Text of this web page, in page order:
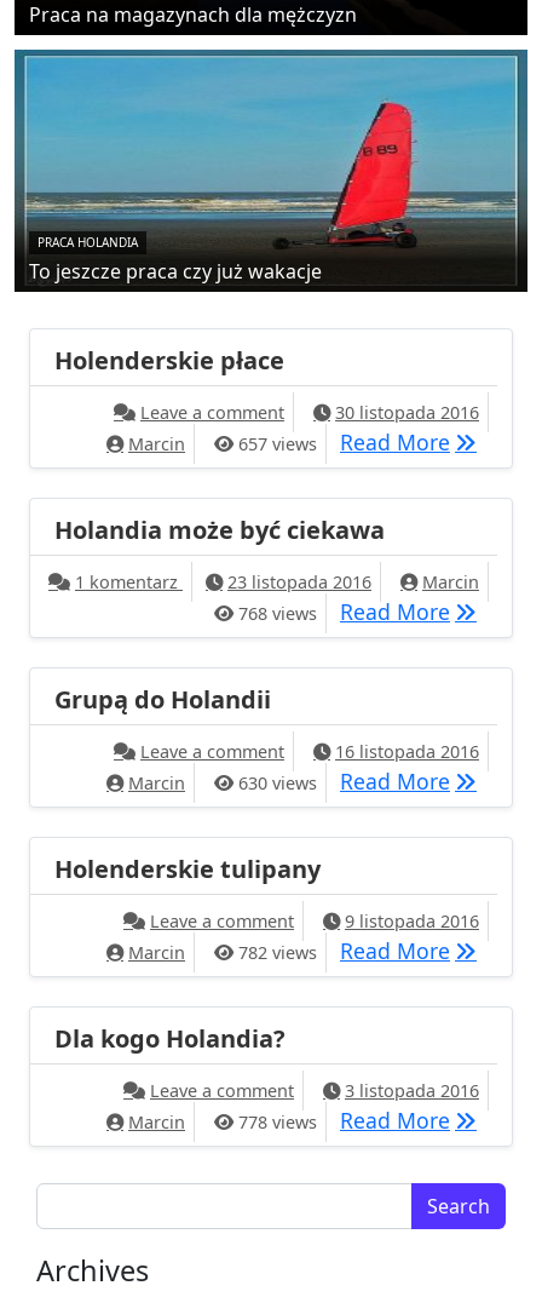
Praca na magazynach dla mężczyzn
PRACA HOLANDIA
To jeszcze praca czy już wakacje
Holenderskie płace
Leave a commenton Holenderskie płace
30 listopada 2016
Marcin
657 views Read More
Holandia może być ciekawa
1 komentarz do Holandia może być ciekawa
23 listopada 2016
Marcin
768 views
Read More
Grupą do Holandii
Leave a commenton Grupą do Holandii
16 listopada 2016
Marcin
630 views Read More Grupą
Holenderskie tulipany
Leave a commenton Holenderskie tulipany
9 listopada 2016
Marcin
782 views Read More
Dla kogo Holandia?
Leave a commenton Dla kogo Holandia?
3 listopada 2016
Marcin
778 views Read More Dla
Search for:
Archives